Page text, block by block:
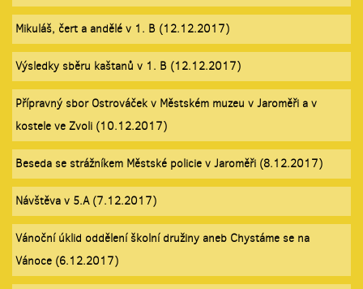
Mikuláš, čert a andělé v 1. B (12.12.2017)
Výsledky sběru kaštanů v 1. B (12.12.2017)
Přípravný sbor Ostrováček v Městském muzeu v Jaroměři a v
kostele ve Zvoli (10.12.2017)
Beseda se strážníkem Městské policie v Jaroměři (8.12.2017)
Návštěva v 5.A (7.12.2017)
Vánoční úklid oddělení školní družiny aneb Chystáme se na
Vánoce (6.12.2017)